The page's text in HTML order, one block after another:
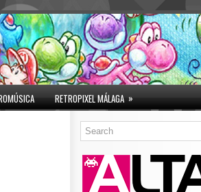
RETROPIXEL MÁLAGA »